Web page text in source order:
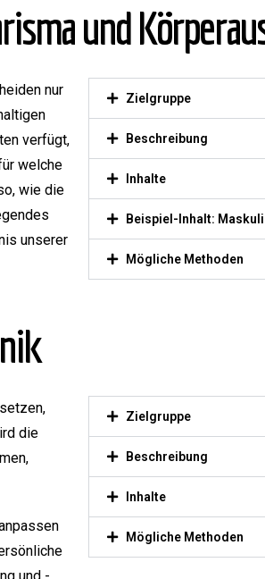
und
nur
verfügt,
welche
wie die
unserer
Zielgruppe
Beschreibung
Inhalte
Beispiel-Inhalt:
Mögliche Methoden
die
Zielgruppe
Beschreibung
Inhalte
Mögliche Methoden